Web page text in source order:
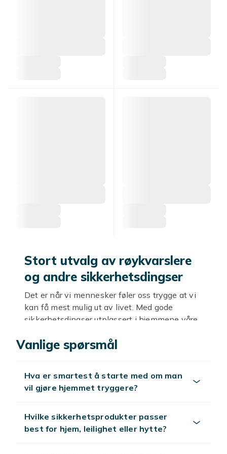
Stort utvalg av røykvarslere
og andre sikkerhetsdingser
Det er når vi mennesker føler oss trygge at vi
kan få mest mulig ut av livet. Med gode
sikkerhetsdingser utplassert i hjemmene våre,
større følelser av lykke. Her hos Fyndiq har vi
hjem. Velg mellom en pålitelig røykvarsler eller
hvorfor ikke gå all-in og installere et
Med gode priser og raske leveranser får du
alltid en god avtale ved å handle her!
Vanlige spørsmål
Hva er smartest å starte med om man
vil gjøre hjemmet tryggere?
Hvilke sikkerhetsprodukter passer
best for hjem, leilighet eller hytte?